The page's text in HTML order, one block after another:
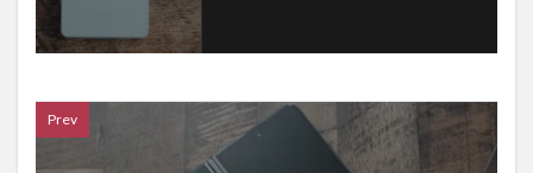
Prev